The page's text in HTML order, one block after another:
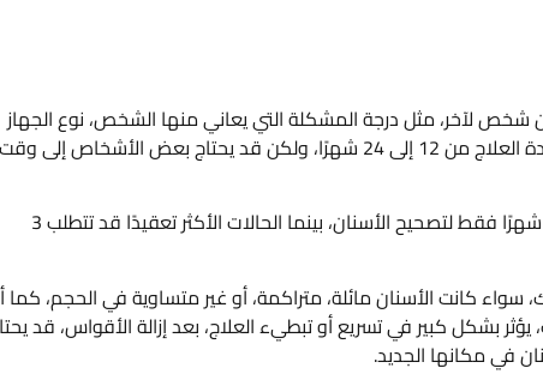
لآخر، مثل درجة المشكلة التي يعاني منها الشخص، نوع الجهاز
المستخدم، والاستجابة الفردية للعلاج، بشكل عام، تتراوح مدة العلاج من 12 إلى 24 شهرًا، ولكن قد يحتاج بعض الأشخاص إلى وقت
على سبيل المثال، الحالات البسيطة قد تتطلب من 6 إلى 12 شهرًا فقط لتصحيح الأسنان، بينما الحالات الأكثر تعقيدًا قد تتطلب 3
كانت الأسنان مائلة، متراكمة، أو غير متساوية في الحجم، كما
يؤثر بشكل كبير في تسريع أو تبطيء العلاج، بعد إزالة الأقواس، قد
في مكانها الجديد.